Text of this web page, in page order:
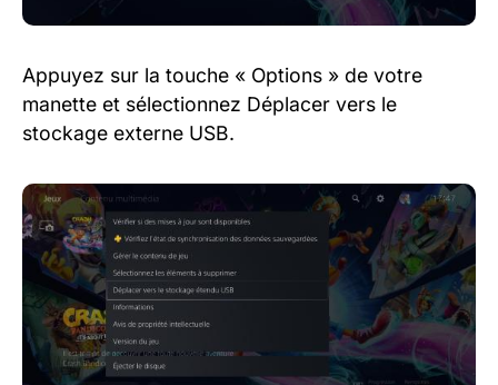
Appuyez sur la touche « Options » de votre
manette et sélectionnez Déplacer vers le
stockage externe USB.